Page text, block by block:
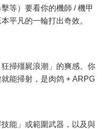
等）要看你的機師 / 機甲
平凡的一輪打出奇效。
掃殭屍浪潮」的爽感。你
能掃射，是肉鸽 + ARPG
能」或範圍武器，以及與